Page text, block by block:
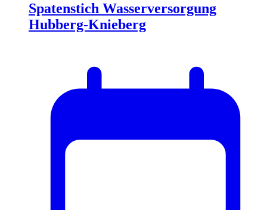
Spatenstich Wasserversorgung
Hubberg-Knieberg